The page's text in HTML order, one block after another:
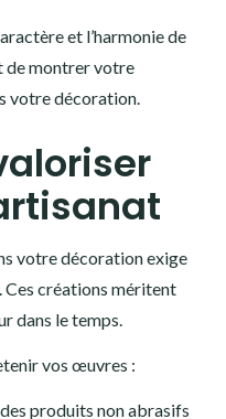
et l’harmonie de
de montrer votre
votre décoration.
votre décoration exige
créations méritent
dans le temps.
vos œuvres :
produits non abrasifs